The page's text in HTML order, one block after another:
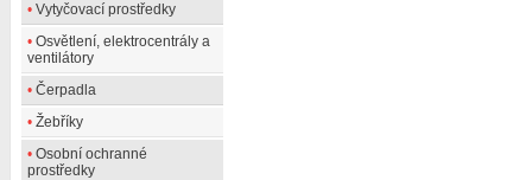
• Vytyčovací prostředky
• Osvětlení, elektrocentrály a
ventilátory
• Čerpadla
• Žebříky
• Osobní ochranné
prostředky